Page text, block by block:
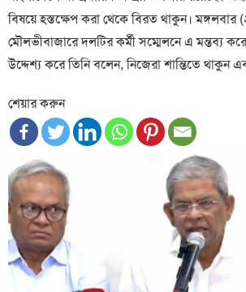
বিষয়ে হস্তক্ষেপ করা থেকে বিরত থাকুন। মঙ্গলবার
মৌলভীবাজারে দলটির কর্মী সম্মেলনে এ মন্তব্য
উদ্দেশ্য করে তিনি বলেন, নিজেরা শান্তিতে
শেয়ার করুন